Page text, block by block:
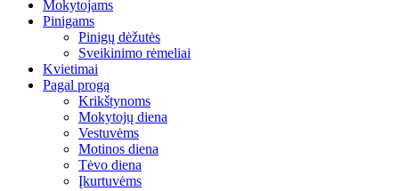
Mokytojams
Pinigams
Pinigų dėžutės
Sveikinimo rėmeliai
Kvietimai
Pagal progą
Krikštynoms
Mokytojų diena
Vestuvėms
Motinos diena
Tėvo diena
Įkurtuvėms